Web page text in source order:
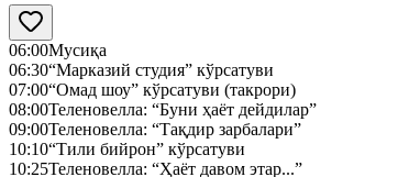
06:00Мусиқа
06:30“Марказий студия” кўрсатуви
07:00“Омад шоу” кўрсатуви (такрори)
08:00Теленовелла: “Буни ҳаёт дейдилар”
09:00Теленовелла: “Тақдир зарбалари”
10:10“Тили бийрон” кўрсатуви
10:25Теленовелла: “Ҳаёт давом этар...”